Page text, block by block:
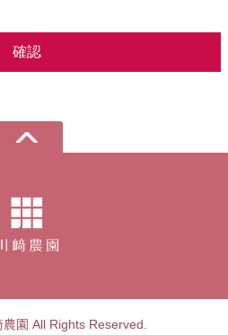
確認
園 All Rights Reserved.